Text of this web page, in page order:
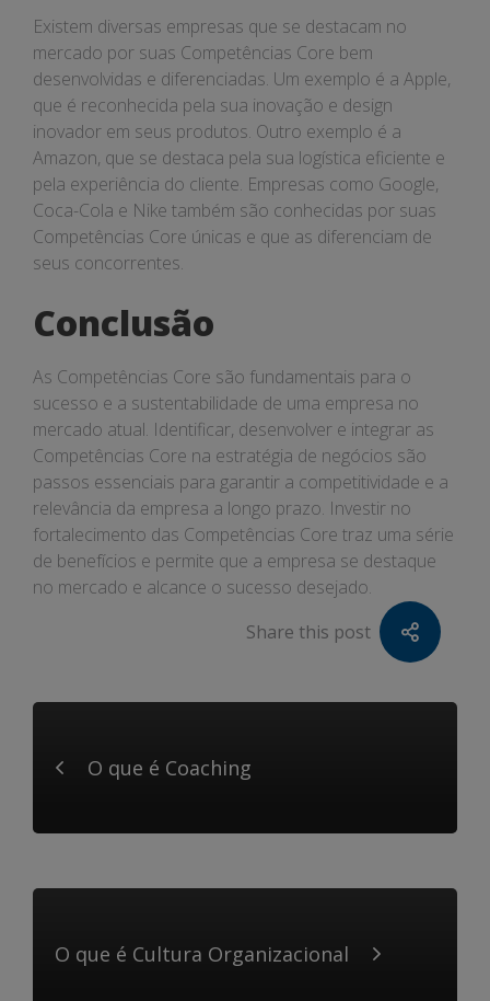
Existem diversas empresas que se destacam no
mercado por suas Competências Core bem
desenvolvidas e diferenciadas. Um exemplo é a Apple,
que é reconhecida pela sua inovação e design
inovador em seus produtos. Outro exemplo é a
Amazon, que se destaca pela sua logística eficiente e
pela experiência do cliente. Empresas como Google,
Coca-Cola e Nike também são conhecidas por suas
Competências Core únicas e que as diferenciam de
seus concorrentes.
Conclusão
As Competências Core são fundamentais para o
sucesso e a sustentabilidade de uma empresa no
mercado atual. Identificar, desenvolver e integrar as
Competências Core na estratégia de negócios são
passos essenciais para garantir a competitividade e a
relevância da empresa a longo prazo. Investir no
fortalecimento das Competências Core traz uma série
de benefícios e permite que a empresa se destaque
no mercado e alcance o sucesso desejado.
Share this post
O que é Coaching
O que é Cultura Organizacional